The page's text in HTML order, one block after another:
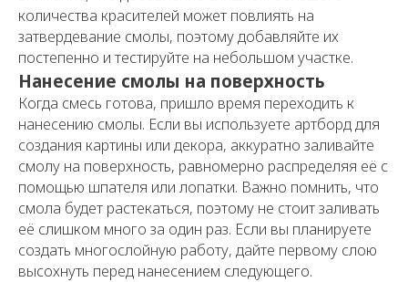
количества красителей может повлиять на
затвердевание смолы, поэтому добавляйте их
постепенно и тестируйте на небольшом участке.
Нанесение смолы на поверхность
Когда смесь готова, пришло время переходить к
нанесению смолы. Если вы используете артборд для
создания картины или декора, аккуратно заливайте
смолу на поверхность, равномерно распределяя её с
помощью шпателя или лопатки. Важно помнить, что
смола будет растекаться, поэтому не стоит заливать
её слишком много за один раз. Если вы планируете
создать многослойную работу, дайте первому слою
высохнуть перед нанесением следующего.